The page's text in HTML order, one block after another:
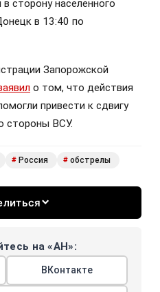
сторону населенного
в 13:40 по
Запорожской
о том, что действия
привести к сдвигу
стороны ВСУ.
# Россия # обстрелы
на «АН»:
ВКонтакте